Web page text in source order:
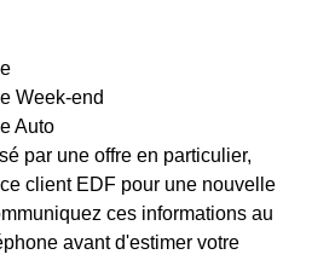
Week-end
Auto
par une offre en particulier,
client EDF pour une nouvelle
ces informations au
avant d'estimer votre